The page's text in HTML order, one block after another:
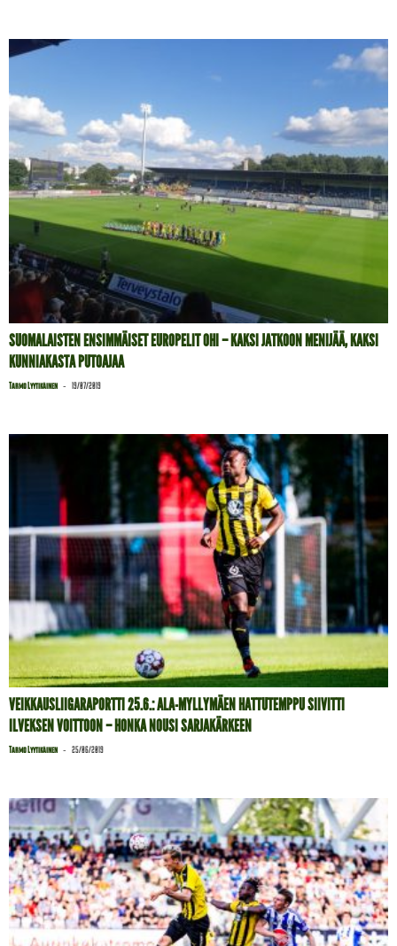
SUOMALAISTEN ENSIMMÄISET EUROPELIT OHI – KAKSI JATKOON MENIJÄÄ, KAKSI
KUNNIAKASTA PUTOAJAA
Tarmo Lyytikäinen - 19/07/2019
VEIKKAUSLIIGARAPORTTI 25.6.: ALA-MYLLYMÄEN HATTUTEMPPU SIIVITTI
ILVEKSEN VOITTOON – HONKA NOUSI SARJAKÄRKEEN
Tarmo Lyytikäinen - 25/06/2019